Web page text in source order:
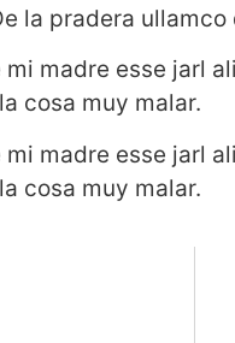
la pradera
madre esse jarl
cosa muy malar.
madre esse jarl
cosa muy malar.